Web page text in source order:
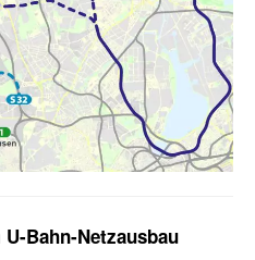
Bahn-Netzausbau